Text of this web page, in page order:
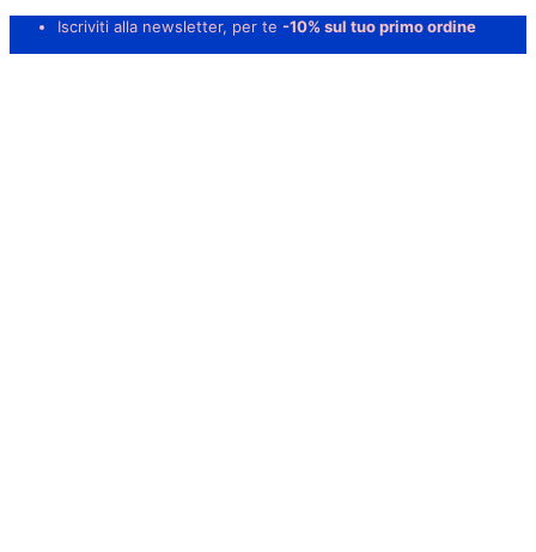
Iscriviti alla newsletter, per te -10% sul tuo primo ordine